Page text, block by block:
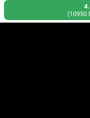
(10950